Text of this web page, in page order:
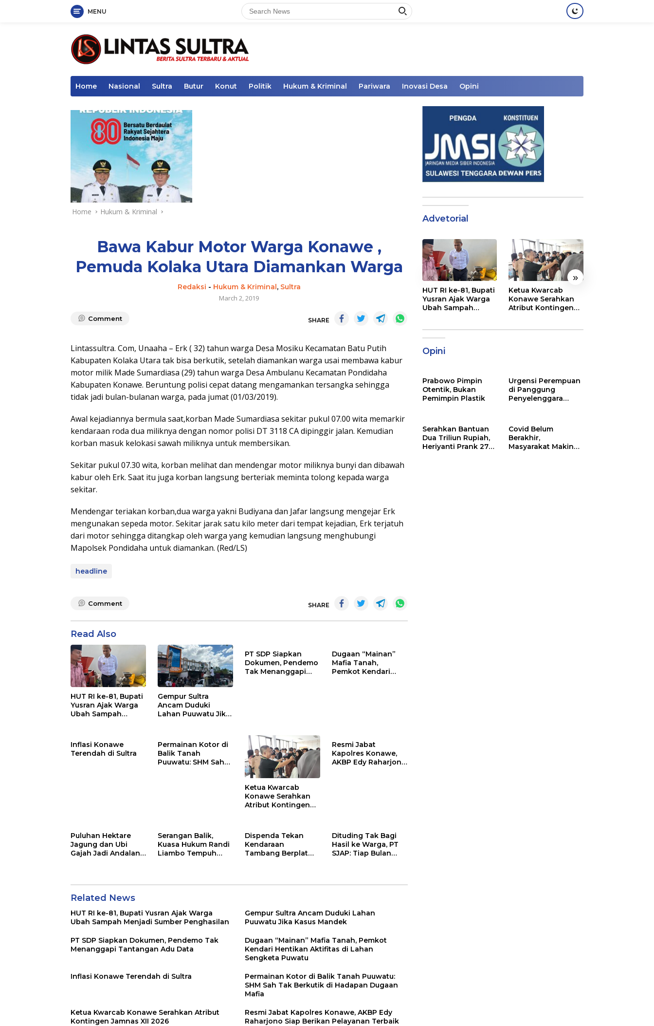
MENU
Home Nasional Sultra Butur Konut Politik Hukum & Kriminal Pariwara Inovasi Desa Opini
Home Hukum & Kriminal
Bawa Kabur Motor Warga Konawe ,
Pemuda Kolaka Utara Diamankan Warga
Redaksi - Hukum & Kriminal, Sultra
March 2, 2019
Comment SHARE
Lintassultra. Com, Unaaha – Erk ( 32) tahun warga Desa Mosiku Kecamatan Batu Putih
Kabupaten Kolaka Utara tak bisa berkutik, setelah diamankan warga usai membawa kabur
motor milik Made Sumardiasa (29) tahun warga Desa Ambulanu Kecamatan Pondidaha
Kabupaten Konawe. Beruntung polisi cepat datang mengamankan tersangka sehingga
tidak jadi bulan-bulanan warga, pada jumat (01/03/2019).
Awal kejadiannya bermula saat,korban Made Sumardiasa sekitar pukul 07.00 wita memarkir
kendaraan roda dua miliknya dengan nomor polisi DT 3118 CA dipinggir jalan. Kemudian
korban masuk kelokasi sawah miliknya untuk membersikan.
Sekitar pukul 07.30 wita, korban melihat dan mendengar motor miliknya bunyi dan dibawah
kabur oleh Erk. Saat itu juga korban langsung berteriak meminta tolong kepada warga
sekitar.
Mendengar teriakan korban,dua warga yakni Budiyana dan Jafar langsung mengejar Erk
mengunakan sepeda motor. Sekitar jarak satu kilo meter dari tempat kejadian, Erk terjatuh
dari motor sehingga ditangkap oleh warga yang kemudian langsung menghubungi
Mapolsek Pondidaha untuk diamankan. (Red/LS)
headline
Comment SHARE
Read Also
HUT RI ke-81, Bupati
Yusran Ajak Warga
Ubah Sampah
Gempur Sultra
Ancam Duduki
Lahan Puuwatu Jika
PT SDP Siapkan
Dokumen, Pendemo
Tak Menanggapi
Dugaan “Mainan”
Mafia Tanah,
Pemkot Kendari
Inflasi Konawe
Terendah di Sultra
Permainan Kotor di
Balik Tanah
Puuwatu: SHM Sah
Ketua Kwarcab
Konawe Serahkan
Atribut Kontingen
Resmi Jabat
Kapolres Konawe,
AKBP Edy Raharjono
Puluhan Hektare
Jagung dan Ubi
Gajah Jadi Andalan
Serangan Balik,
Kuasa Hukum Randi
Liambo Tempuh
Dispenda Tekan
Kendaraan
Tambang Berplat
Dituding Tak Bagi
Hasil ke Warga, PT
SJAP: Tiap Bulan
Related News
HUT RI ke-81, Bupati Yusran Ajak Warga
Ubah Sampah Menjadi Sumber Penghasilan
Gempur Sultra Ancam Duduki Lahan
Puuwatu Jika Kasus Mandek
PT SDP Siapkan Dokumen, Pendemo Tak
Menanggapi Tantangan Adu Data
Dugaan “Mainan” Mafia Tanah, Pemkot
Kendari Hentikan Aktifitas di Lahan
Sengketa Puwatu
Inflasi Konawe Terendah di Sultra
Permainan Kotor di Balik Tanah Puuwatu:
SHM Sah Tak Berkutik di Hadapan Dugaan
Mafia
Ketua Kwarcab Konawe Serahkan Atribut
Kontingen Jamnas XII 2026
Resmi Jabat Kapolres Konawe, AKBP Edy
Raharjono Siap Berikan Pelayanan Terbaik
Advetorial
« »
HUT RI ke-81, Bupati
Yusran Ajak Warga
Ubah Sampah
Ketua Kwarcab
Konawe Serahkan
Atribut Kontingen
Opini
Prabowo Pimpin
Otentik, Bukan
Pemimpin Plastik
Urgensi Perempuan
di Panggung
Penyelenggara
Serahkan Bantuan
Dua Triliun Rupiah,
Heriyanti Prank 270
Covid Belum
Berakhir,
Masyarakat Makin